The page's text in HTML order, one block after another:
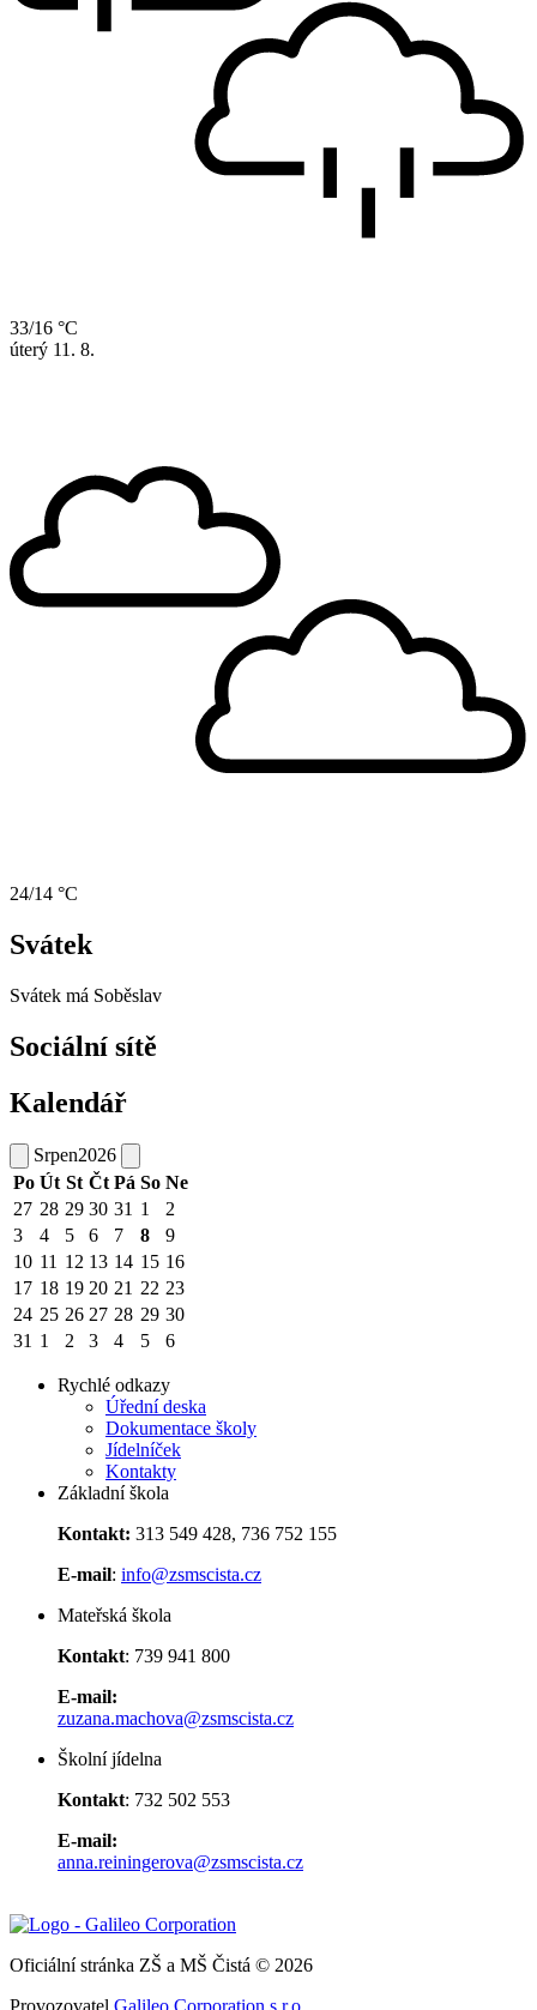
33/16 °C
úterý 11. 8.
24/14 °C
Svátek
Svátek má Soběslav
Sociální sítě
Kalendář
Srpen2026
Po Út St Čt Pá So Ne
27 28 29 30 31 1
2
3
4 5 6 7 8
9
10 11 12 13 14 15 16
17 18 19 20 21 22 23
24 25 26 27 28 29 30
31 1 2 3 4 5 6
Rychlé odkazy
Úřední deska
Dokumentace školy
Jídelníček
Kontakty
Základní škola
Kontakt: 313 549 428, 736 752 155
E-mail: info@zsmscista.cz
Mateřská škola
Kontakt: 739 941 800
E-mail:
zuzana.machova@zsmscista.cz
Školní jídelna
Kontakt: 732 502 553
E-mail:
anna.reiningerova@zsmscista.cz
Oficiální stránka ZŠ a MŠ Čistá © 2026
Provozovatel Galileo Corporation s.r.o.